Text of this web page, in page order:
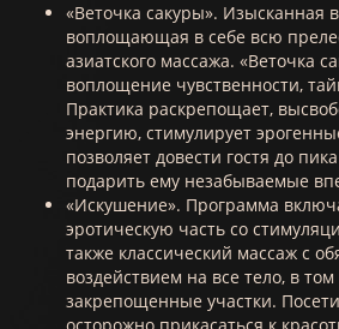
«Веточка сакуры». Изысканная
воплощающая в себе всю
азиатского массажа. «Веточка
воплощение чувственности,
Практика раскрепощает,
энергию, стимулирует
позволяет довести гостя до
подарить ему незабываемые
«Искушение». Программа
эротическую часть со
также классический массаж с
воздействием на все тело, в
закрепощенные участки.